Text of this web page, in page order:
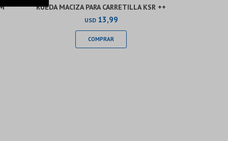
RUEDA MACIZA PARA CARRETILLA KSR ++
USD 13,99